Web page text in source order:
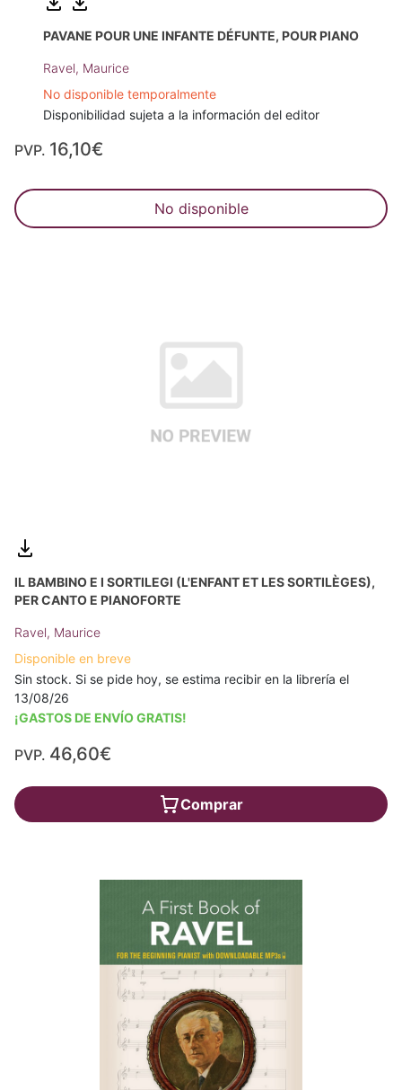
PAVANE POUR UNE INFANTE DÉFUNTE, POUR PIANO
Ravel, Maurice
No disponible temporalmente
Disponibilidad sujeta a la información del editor
PVP. 16,10€
No disponible
IL BAMBINO E I SORTILEGI (L'ENFANT ET LES SORTILÈGES),
PER CANTO E PIANOFORTE
Ravel, Maurice
Disponible en breve
Sin stock. Si se pide hoy, se estima recibir en la librería el
13/08/26
¡GASTOS DE ENVÍO GRATIS!
PVP. 46,60€
Comprar